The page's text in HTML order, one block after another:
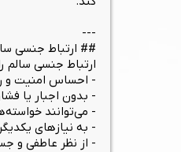
---
## ارتباط جنسی
ارتباط جنسی سالم
- احساس امنیت و
- بدون اجبار یا
- می‌توانند
- به نیازهای
- از نظر عاطفی و